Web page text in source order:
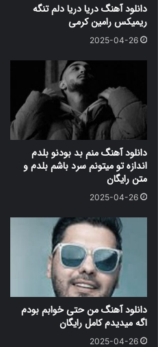
دانلود آهنگ دریا دریا دلم تنگه
ریمیکس رامین کرمی
2025-04-26
دانلود آهنگ منم بد بودنو بلدم
اندازه تو میتونم سرد باشم بلدم و
متن رایگان
2025-04-26
دانلود آهنگ من حتی خوابم بودم
اگه میدیدم کامل رایگان
2025-04-26